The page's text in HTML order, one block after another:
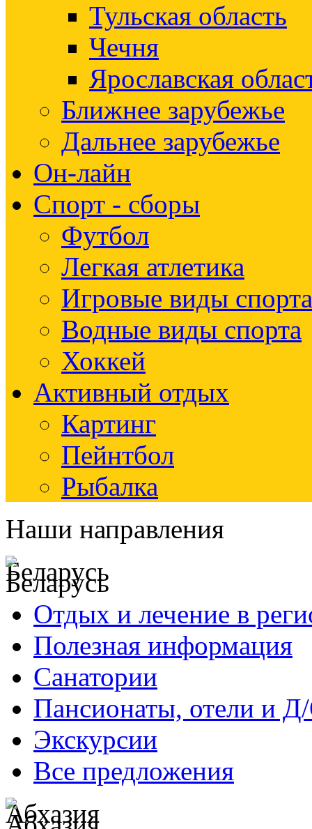
Тульская область
Чечня
Ярославская
Ближнее зарубежье
Дальнее зарубежье
Он-лайн
Спорт - сборы
Футбол
Легкая атлетика
Игровые виды спорта
Водные виды спорта
Хоккей
Активный отдых
Картинг
Пейнтбол
Рыбалка
Наши направления
Беларусь
Отдых и лечение в
Полезная информация
Санатории
Пансионаты, отели и
Экскурсии
Все предложения
Абхазия